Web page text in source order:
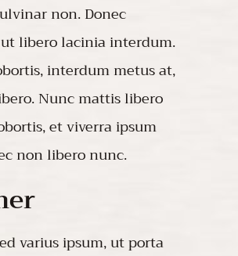
non. Donec
libero lacinia interdum.
interdum metus at,
Nunc mattis libero
et viverra ipsum
non libero nunc.
varius ipsum, ut porta